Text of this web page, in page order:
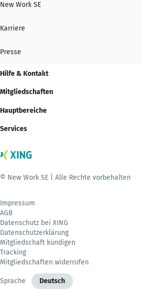
New Work SE
Karriere
Presse
Hilfe & Kontakt
Mitgliedschaften
Hauptbereiche
Services
© New Work SE | Alle Rechte vorbehalten
Impressum
AGB
Datenschutz bei XING
Datenschutzerklärung
Mitgliedschaft kündigen
Tracking
Mitgliedschaften widerrufen
Sprache Deutsch